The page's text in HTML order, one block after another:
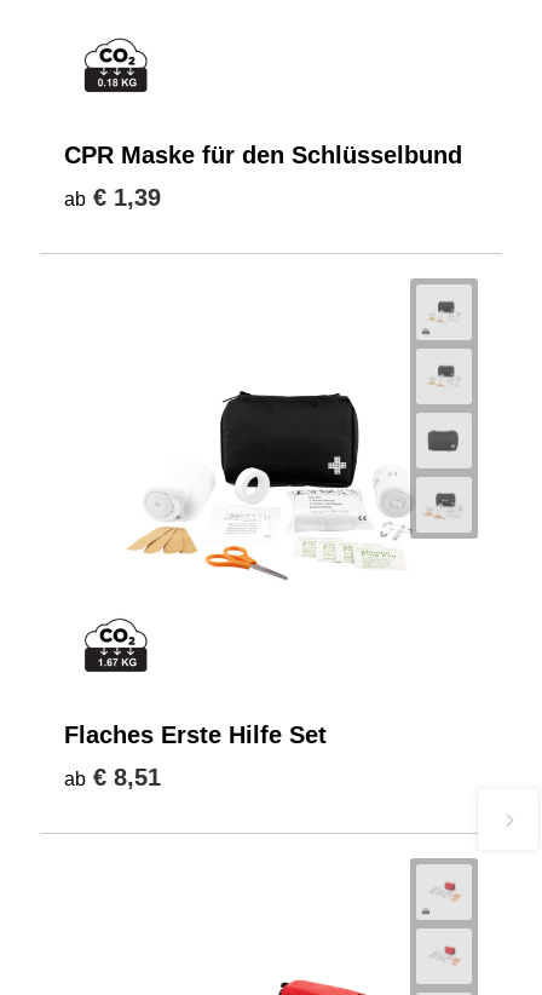
CPR Maske für den Schlüsselbund
ab € 1,39
Flaches Erste Hilfe Set
ab € 8,51